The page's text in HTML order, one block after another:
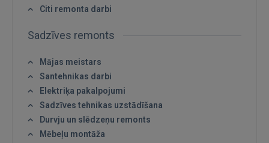
Citi remonta darbi
Sadzīves remonts
Mājas meistars
Santehnikas darbi
Elektriķa pakalpojumi
Sadzīves tehnikas uzstādīšana
Durvju un slēdzeņu remonts
Mēbeļu montāža